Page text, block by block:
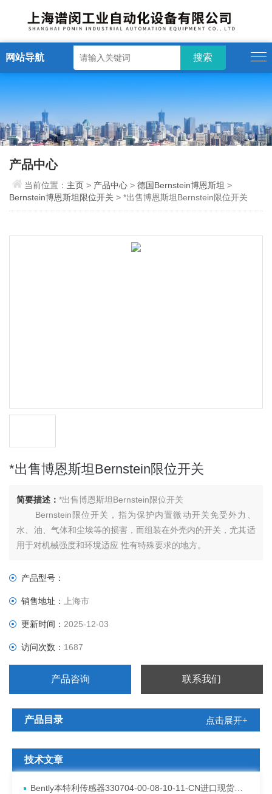
网站导航
产品中心
当前位置： 主页> 产品中心 >德国Bernstein博恩斯坦 >
Bernstein博恩斯坦限位开关 > *出售博恩斯坦Bernstein限位开关
*出售博恩斯坦Bernstein限位开关
简要描述：*出售博恩斯坦Bernstein限位开关
Bernstein限位开关，指为保护内置微动开关免受外力、
水、油、气体和尘埃等的损害，而组装在外壳内的开关，尤其适
用于对机械强度和环境适应 性有特殊要求的地方。
产品型号：
销售地址：上海市
更新时间：2025-12-03
访问次数： 1687
产品咨询 联系我们
产品目录 点击展开+
技术文章
Bently本特利传感器330704-00-08-10-11-CN进口现货资料